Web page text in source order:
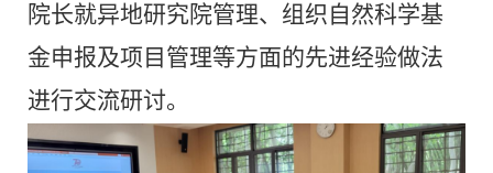
院长就异地研究院管理、组织自然科学基
金申报及项目管理等方面的先进经验做法
进行交流研讨。